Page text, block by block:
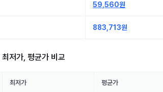
59,560원
883,713원
최저가, 평균가 비교
최저가 평균가